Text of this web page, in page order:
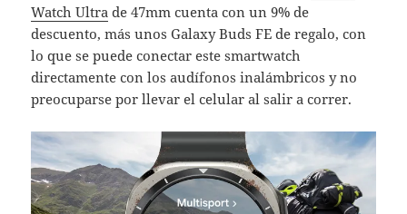
Watch Ultra de 47mm cuenta con un 9% de
descuento, más unos Galaxy Buds FE de regalo, con
lo que se puede conectar este smartwatch
directamente con los audífonos inalámbricos y no
preocuparse por llevar el celular al salir a correr.